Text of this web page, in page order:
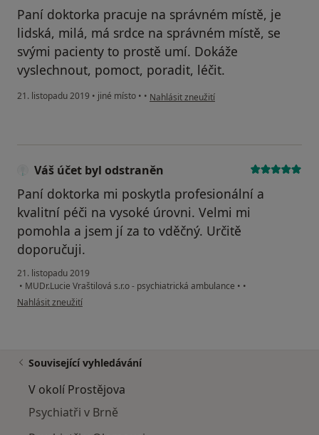
Paní doktorka pracuje na správném místě, je
lidská, milá, má srdce na správném místě, se
svými pacienty to prostě umí. Dokáže
vyslechnout, pomoct, poradit, léčit.
21. listopadu 2019 • jiné místo • • podle názoru uživatele Váš účet byl
Nahlásit zneužití
Váš účet byl odstraněn
Paní doktorka mi poskytla profesionální a
kvalitní péči na vysoké úrovni. Velmi mi
pomohla a jsem jí za to vděčný. Určitě
doporučuji.
21. listopadu 2019
• MUDr.Lucie Vraštilová s.r.o - psychiatrická ambulance • •
podle názoru uživatele Váš účet byl odstraněn
Nahlásit zneužití
Související vyhledávání
V okolí Prostějova
Psychiatři v Brně